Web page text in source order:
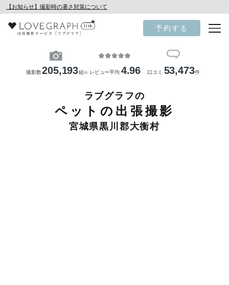
【お知らせ】撮影時の暑さ対策について
予約する
撮影数205,193組 ※ レビュー平均 4.96 口コミ 53,473件
ラブグラフの
ペットの出張撮影
宮城県黒川郡大衡村